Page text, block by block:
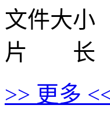
文件大小
片 长
>> 更多